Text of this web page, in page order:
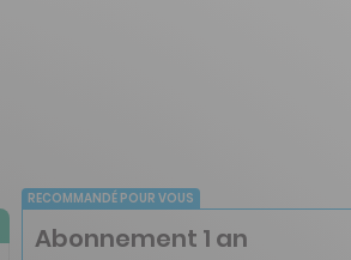
RECOMMANDÉ POUR VOUS
Abonnement 1 an